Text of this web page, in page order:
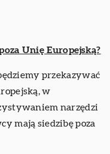
Unię Europejską?
przekazywać
w
narzędzi
mają siedzibę poza